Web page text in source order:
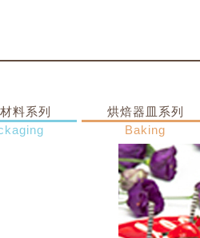
料系列
烘焙器皿系列
Baking